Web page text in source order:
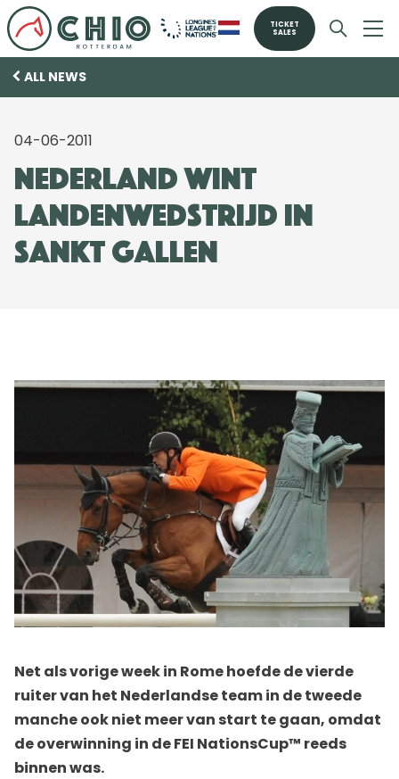
TICKET
SALES
ALL NEWS
04-06-2011
Nederland wint
landenwedstrijd in
Sankt Gallen
Net als vorige week in Rome hoefde de vierde
ruiter van het Nederlandse team in de tweede
manche ook niet meer van start te gaan, omdat
de overwinning in de FEI NationsCup™ reeds
binnen was.